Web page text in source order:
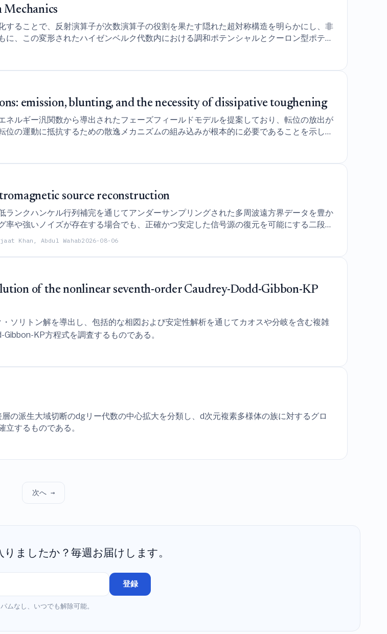
Mechanics
ることで、反射演算子が次数演算子の役割を果たす隠れた超対称構造を明らかにし、非
、この変形されたハイゼンベルク代数内における調和ポテンシャルとクーロン型ポテン
emission, blunting, and the necessity of dissipative toughening
ルギー汎関数から導出されたフェーズフィールドモデルを提案しており、転位の放出が
の運動に抵抗するための散逸メカニズムの組み込みが根本的に必要であることを示して
source reconstruction
ンクハンケル行列補完を通じてアンダーサンプリングされた多周波遠方界データを豊か
や強いノイズが存在する場合でも、正確かつ安定した信号源の復元を可能にする二段階
Khan, Abdul Wahab2026-08-06
of the nonlinear seventh-order Caudrey-Dodd-Gibbon-KP
ソリトン解を導出し、包括的な相図および安定性解析を通じてカオスや分岐を含む複雑
KP方程式を調査するものである。
の派生大域切断のdgリー代数の中心拡大を分類し、d次元複素多様体の族に対するグロ
するものである。
次へ →
りましたか？毎週お届けします。
登録
パムなし、いつでも解除可能。